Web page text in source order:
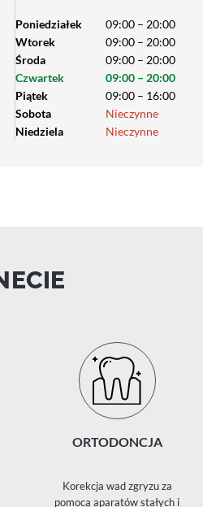
Poniedziałek
09:00 – 20:00
Wtorek
09:00 – 20:00
Środa
09:00 – 20:00
Czwartek
09:00 – 20:00
Piątek
09:00 – 16:00
Sobota
Nieczynne
Niedziela
Nieczynne
ORTODONCJA
Korekcja wad zgryzu za
pomocą aparatów stałych i